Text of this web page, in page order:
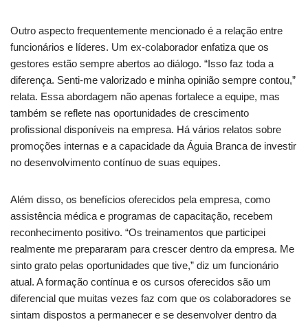
Outro aspecto frequentemente mencionado é a relação entre
funcionários e líderes. Um ex-colaborador enfatiza que os
gestores estão sempre abertos ao diálogo. “Isso faz toda a
diferença. Senti-me valorizado e minha opinião sempre contou,”
relata. Essa abordagem não apenas fortalece a equipe, mas
também se reflete nas oportunidades de crescimento
profissional disponíveis na empresa. Há vários relatos sobre
promoções internas e a capacidade da Águia Branca de investir
no desenvolvimento contínuo de suas equipes.
Além disso, os benefícios oferecidos pela empresa, como
assistência médica e programas de capacitação, recebem
reconhecimento positivo. “Os treinamentos que participei
realmente me prepararam para crescer dentro da empresa. Me
sinto grato pelas oportunidades que tive,” diz um funcionário
atual. A formação contínua e os cursos oferecidos são um
diferencial que muitas vezes faz com que os colaboradores se
sintam dispostos a permanecer e se desenvolver dentro da